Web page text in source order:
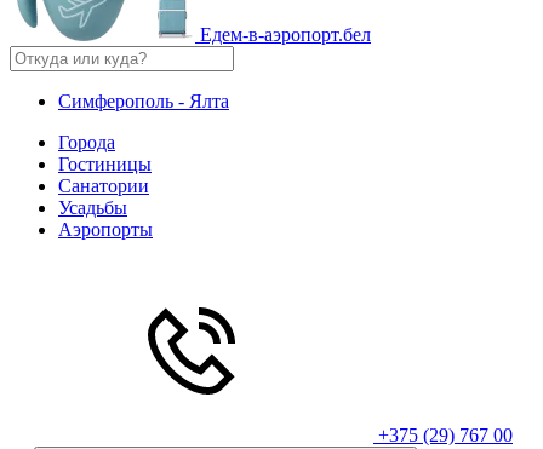
Едем-в-аэропорт.бел
Симферополь - Ялта
Города
Гостиницы
Санатории
Усадьбы
Аэропорты
+375 (29) 767 00